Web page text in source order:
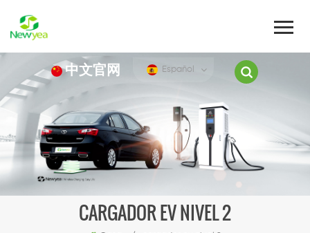
中文官网 Español
CARGADOR EV NIVEL 2